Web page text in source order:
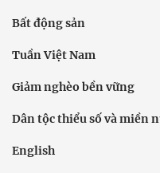
Bất động sản
Tuần Việt Nam
Giảm nghèo bền vững
Dân tộc thiểu số và miền
English